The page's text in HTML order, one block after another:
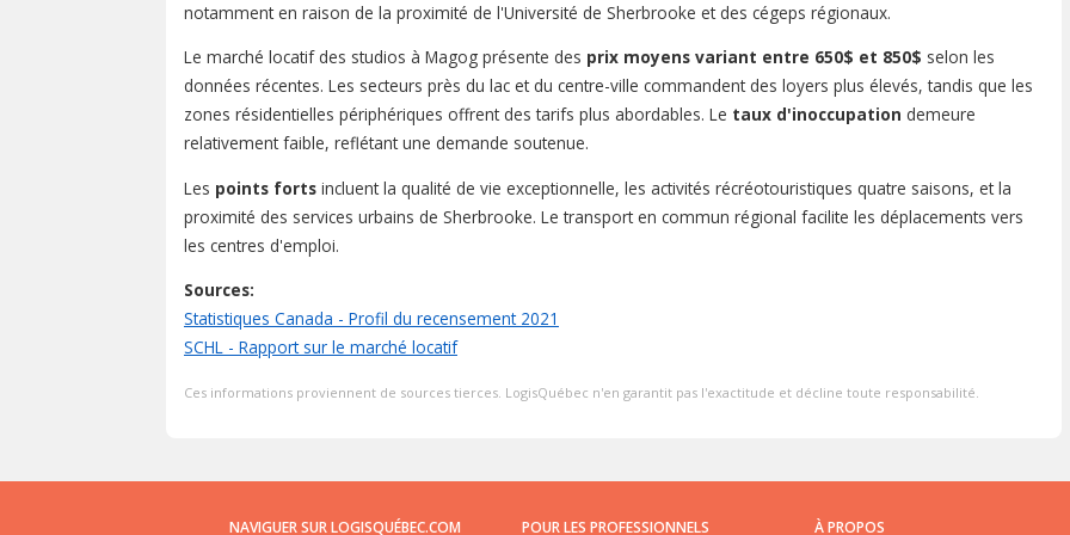
notamment en raison de la proximité de l'Université de Sherbrooke et des cégeps régionaux.
Le marché locatif des studios à Magog présente des prix moyens variant entre 650$ et 850$ selon les
données récentes. Les secteurs près du lac et du centre-ville commandent des loyers plus élevés, tandis que les
zones résidentielles périphériques offrent des tarifs plus abordables. Le taux d'inoccupation demeure
relativement faible, reflétant une demande soutenue.
Les points forts incluent la qualité de vie exceptionnelle, les activités récréotouristiques quatre saisons, et la
proximité des services urbains de Sherbrooke. Le transport en commun régional facilite les déplacements vers
les centres d'emploi.
Sources:
Statistiques Canada - Profil du recensement 2021
SCHL - Rapport sur le marché locatif
Ces informations proviennent de sources tierces. LogisQuébec n'en garantit pas l'exactitude et décline toute responsabilité.
NAVIGUER SUR LOGISQUÉBEC.COM POUR LES PROFESSIONNELS À PROPOS